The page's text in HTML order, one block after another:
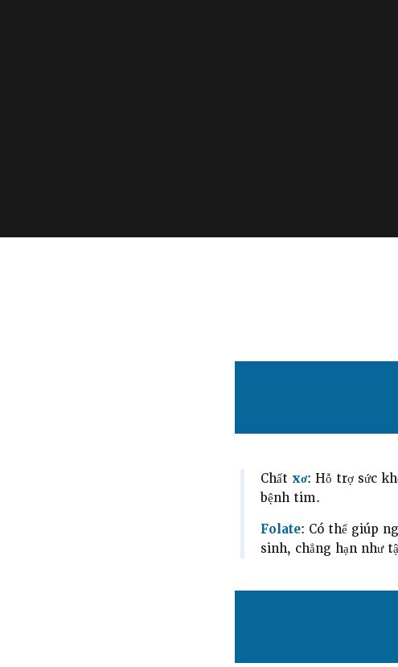
Chất xơ: Hỗ trợ sức
bệnh tim.
Folate: Có thể giúp
sinh, chẳng hạn như